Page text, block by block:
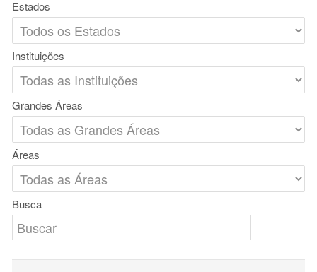
Estados
Instituições
Grandes Áreas
Áreas
Busca